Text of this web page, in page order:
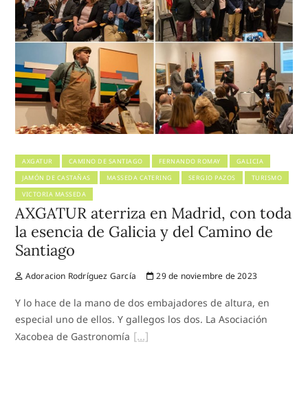
AXGATUR CAMINO DE SANTIAGO FERNANDO ROMAY
GALICIA
JAMÓN DE CASTAÑAS
MASSEDA CATERING SERGIO PAZOS
TURISMO
VICTORIA MASSEDA
AXGATUR aterriza en Madrid, con toda
la esencia de Galicia y del Camino de
Santiago
Adoracion Rodríguez García 29 de noviembre de 2023
Y lo hace de la mano de dos embajadores de altura, en
especial uno de ellos. Y gallegos los dos. La Asociación
Xacobea de Gastronomía